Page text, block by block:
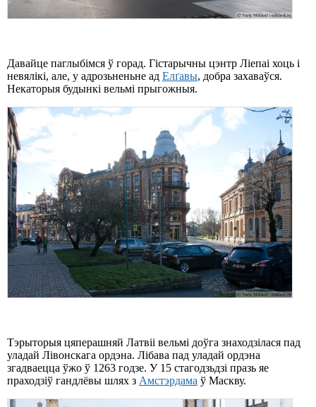
Давайце паглыбімся ў горад. Гістарычны цэнтр Ліепаі хоць і
невялікі, але, у адрозьненьне ад Елґавы, добра захаваўся.
Некаторыя будынкі вельмі прыгожныя.
Тэрыторыя цяперашняй Латвіі вельмі доўга знаходзілася пад
уладай Лівонскага ордэна. Лібава пад уладай ордэна
згадваецца ўжо ў 1263 годзе. У 15 стагодзьдзі празь яе
праходзіў гандлёвы шлях з Амстэрдама ў Маскву.